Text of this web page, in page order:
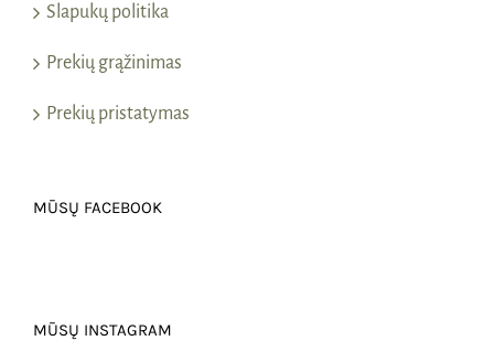
Slapukų politika
Prekių grąžinimas
Prekių pristatymas
MŪSŲ FACEBOOK
MŪSŲ INSTAGRAM